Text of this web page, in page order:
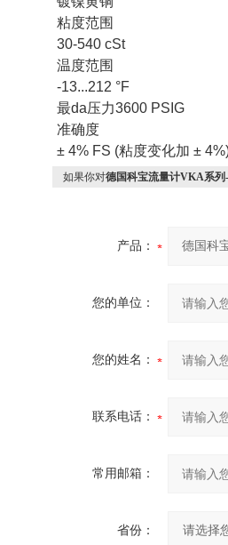
粘度范围
30-540 cSt
温度范围
-13...212 °F
最da压力3600 PSIG
准确度
± 4% FS (粘度变化加 ±
如果你对德国科宝流量计VKA系
产品：
您的单位：
您的姓名：
联系电话：
常用邮箱：
省份：